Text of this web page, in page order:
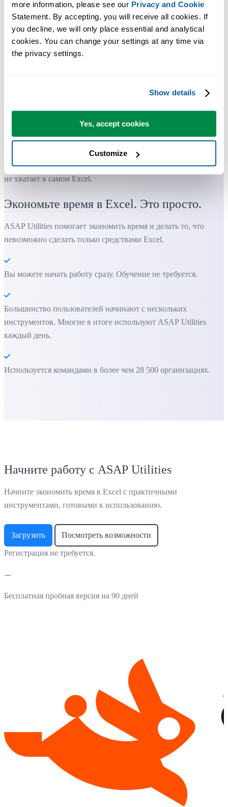
more information, please see our Privacy and Cookie
Statement. By accepting, you will receive all cookies. If
you decline, we will only place essential and analytical
cookies. You can change your settings at any time via
the privacy settings.
Show details
Yes, accept cookies
Customize
Практичные инструменты, которых многим пользователям
не хватает в самом Excel.
Экономьте время в Excel. Это просто.
ASAP Utilities помогает экономить время и делать то, что
невозможно сделать только средствами Excel.
Вы можете начать работу сразу. Обучение не требуется.
Большинство пользователей начинают с нескольких
инструментов. Многие в итоге используют ASAP Utilities
каждый день.
Используется командами в более чем 28 500 организациях.
Начните работу с ASAP Utilities
Начните экономить время в Excel с практичными
инструментами, готовыми к использованию.
Загрузить Посмотреть возможности
Регистрация не требуется.
Бесплатная пробная версия на 90 дней